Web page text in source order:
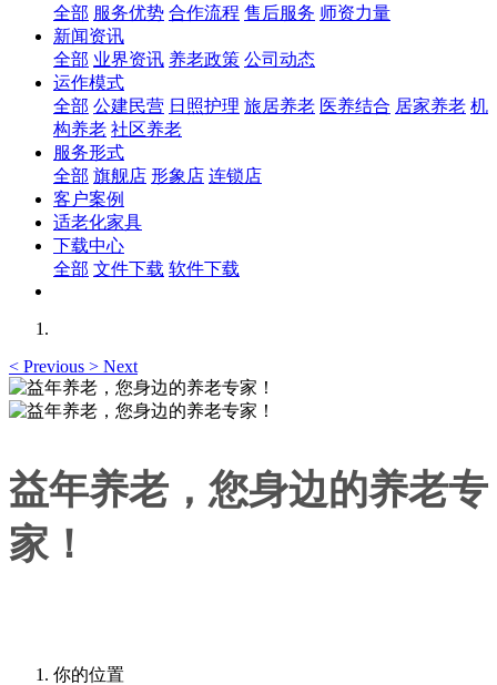
全部 服务优势 合作流程 售后服务 师资力量
新闻资讯
全部 业界资讯 养老政策 公司动态
运作模式
全部 公建民营 日照护理 旅居养老 医养结合 居家养老 机
构养老 社区养老
服务形式
全部 旗舰店 形象店 连锁店
客户案例
适老化家具
下载中心
全部 文件下载 软件下载
< Previous > Next
益年养老，您身边的养老专
家！
你的位置